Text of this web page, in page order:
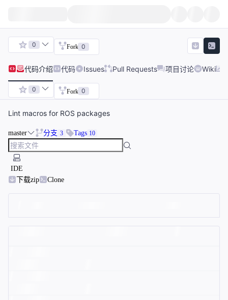
0 Fork 0
代码介绍 代码 Issues Pull Requests 项目讨论 Wiki
0 Fork 0
Lint macros for ROS packages
master 分支 3 Tags 10
IDE
下载zip
Clone